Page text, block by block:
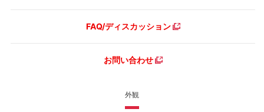
外観
FAQ/ディスカッション
お問い合わせ